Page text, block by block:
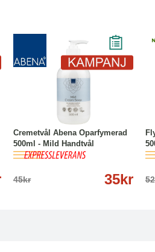
Cremetvål Abena Oparfymerad
500ml - Mild Handtvål
45kr 35kr
Köp